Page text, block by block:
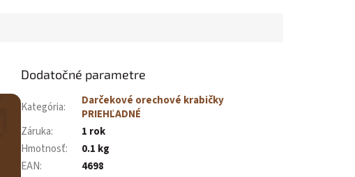
Dodatočné parametre
Kategória:
Darčekové orechové krabičky
PRIEHĽADNÉ
Záruka:
1 rok
Hmotnosť:
0.1 kg
EAN: 4698